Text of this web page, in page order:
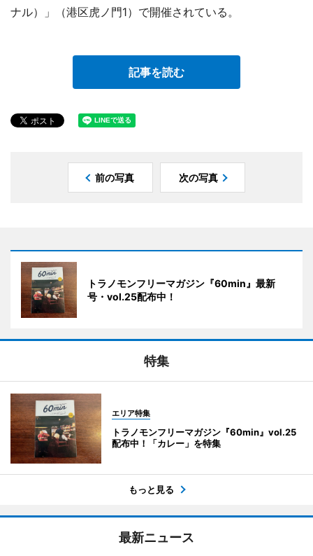
ナル）」（港区虎ノ門1）で開催されている。
記事を読む
前の写真 次の写真
トラノモンフリーマガジン『60min』最新
号・vol.25配布中！
特集
エリア特集
トラノモンフリーマガジン『60min』vol.25
配布中！「カレー」を特集
もっと見る
最新ニュース